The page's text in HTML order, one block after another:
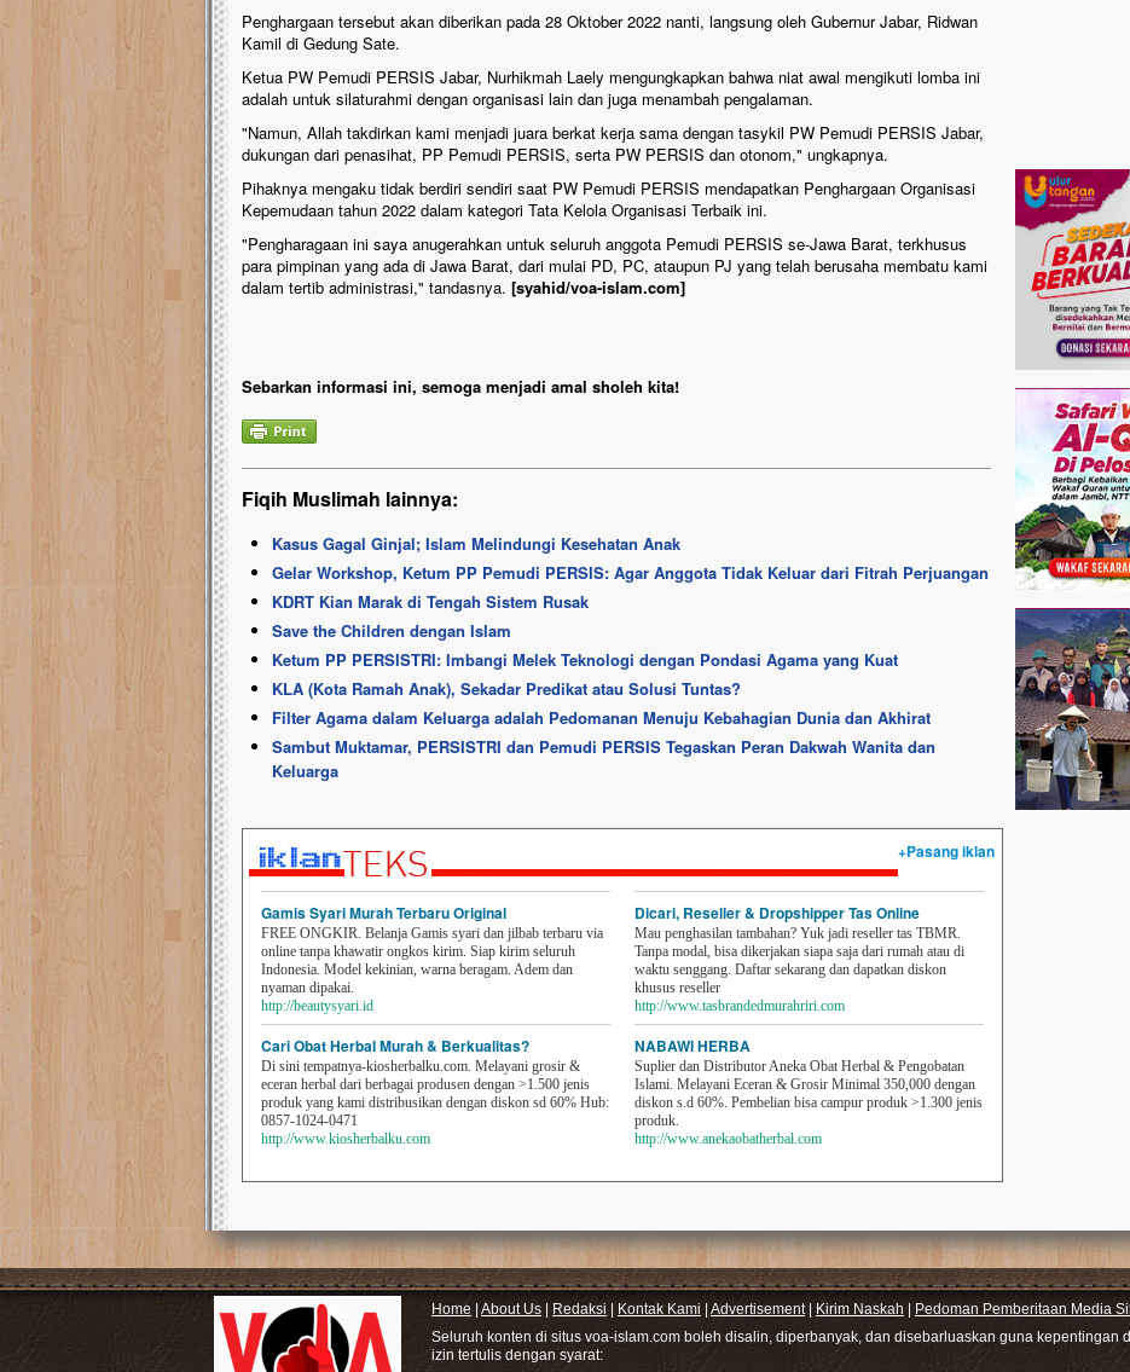
Penghargaan tersebut akan diberikan pada 28 Oktober 2022 nanti, langsung oleh Gubernur Jabar, Ridwan
Kamil di Gedung Sate.
Ketua PW Pemudi PERSIS Jabar, Nurhikmah Laely mengungkapkan bahwa niat awal mengikuti lomba ini
adalah untuk silaturahmi dengan organisasi lain dan juga menambah pengalaman.
"Namun, Allah takdirkan kami menjadi juara berkat kerja sama dengan tasykil PW Pemudi PERSIS Jabar,
dukungan dari penasihat, PP Pemudi PERSIS, serta PW PERSIS dan otonom," ungkapnya.
Pihaknya mengaku tidak berdiri sendiri saat PW Pemudi PERSIS mendapatkan Penghargaan Organisasi
Kepemudaan tahun 2022 dalam kategori Tata Kelola Organisasi Terbaik ini.
"Pengharagaan ini saya anugerahkan untuk seluruh anggota Pemudi PERSIS se-Jawa Barat, terkhusus
para pimpinan yang ada di Jawa Barat, dari mulai PD, PC, ataupun PJ yang telah berusaha membatu kami
dalam tertib administrasi," tandasnya. [syahid/voa-islam.com]
Sebarkan informasi ini, semoga menjadi amal sholeh kita!
Fiqih Muslimah lainnya:
Kasus Gagal Ginjal; Islam Melindungi Kesehatan Anak
Gelar Workshop, Ketum PP Pemudi PERSIS: Agar Anggota Tidak Keluar dari Fitrah Perjuangan
KDRT Kian Marak di Tengah Sistem Rusak
Save the Children dengan Islam
Ketum PP PERSISTRI: Imbangi Melek Teknologi dengan Pondasi Agama yang Kuat
KLA (Kota Ramah Anak), Sekadar Predikat atau Solusi Tuntas?
Filter Agama dalam Keluarga adalah Pedomanan Menuju Kebahagian Dunia dan Akhirat
Sambut Muktamar, PERSISTRI dan Pemudi PERSIS Tegaskan Peran Dakwah Wanita dan
Keluarga
+Pasang iklan
Gamis Syari Murah Terbaru Original
FREE ONGKIR. Belanja Gamis syari dan jilbab terbaru via
online tanpa khawatir ongkos kirim. Siap kirim seluruh
Indonesia. Model kekinian, warna beragam. Adem dan
nyaman dipakai.
http://beautysyari.id
Cari Obat Herbal Murah & Berkualitas?
Di sini tempatnya-kiosherbalku.com. Melayani grosir &
eceran herbal dari berbagai produsen dengan >1.500 jenis
produk yang kami distribusikan dengan diskon sd 60% Hub:
0857-1024-0471
http://www.kiosherbalku.com
Dicari, Reseller & Dropshipper Tas Online
Mau penghasilan tambahan? Yuk jadi reseller tas TBMR.
Tanpa modal, bisa dikerjakan siapa saja dari rumah atau di
waktu senggang. Daftar sekarang dan dapatkan diskon
khusus reseller
http://www.tasbrandedmurahriri.com
NABAWI HERBA
Suplier dan Distributor Aneka Obat Herbal & Pengobatan
Islami. Melayani Eceran & Grosir Minimal 350,000 dengan
diskon s.d 60%. Pembelian bisa campur produk >1.300 jenis
produk.
http://www.anekaobatherbal.com
Home About Us Redaksi Kontak Kami Advertisement| Kirim Naskah
Pedoman Pemberitaan Media
Seluruh konten di situs voa-islam.com boleh disalin, diperbanyak, dan disebarluaskan guna kepentingan
izin tertulis dengan syarat: